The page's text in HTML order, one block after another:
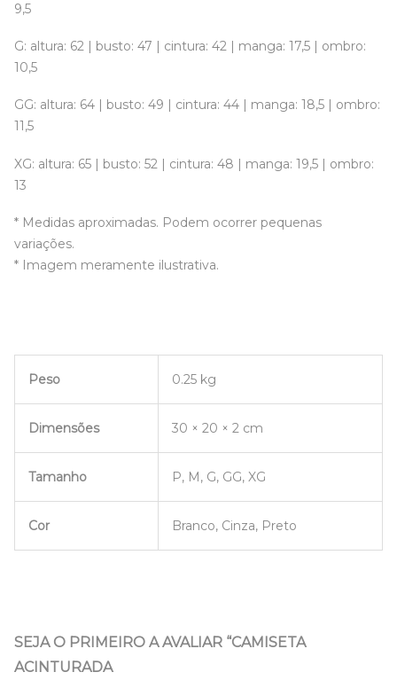
9,5
G: altura: 62 | busto: 47 | cintura: 42 | manga: 17,5 | ombro:
10,5
GG: altura: 64 | busto: 49 | cintura: 44 | manga: 18,5 | ombro:
11,5
XG: altura: 65 | busto: 52 | cintura: 48 | manga: 19,5 | ombro:
13
* Medidas aproximadas. Podem ocorrer pequenas
variações.
* Imagem meramente ilustrativa.
Peso 0.25 kg
Dimensões 30 × 20 × 2 cm
Tamanho P, M, G, GG, XG
Cor Branco, Cinza, Preto
SEJA O PRIMEIRO A AVALIAR “CAMISETA
ACINTURADA